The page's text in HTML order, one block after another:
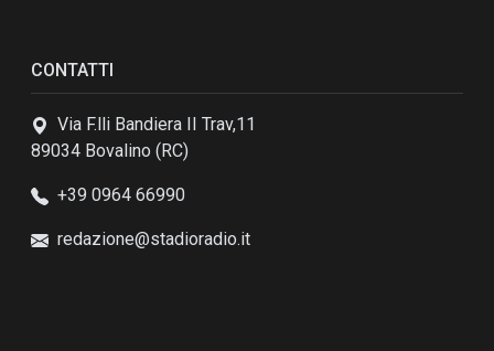
CONTATTI
Via F.lli Bandiera II Trav,11
89034 Bovalino (RC)
+39 0964 66990
redazione@stadioradio.it